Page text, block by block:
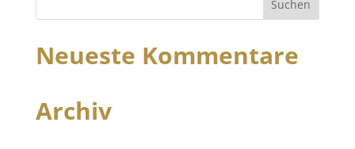
Neueste Kommentare
Archiv